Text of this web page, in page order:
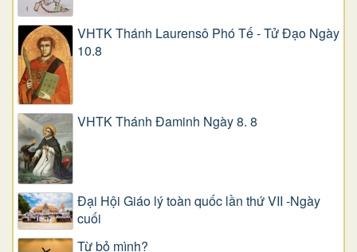
VHTK Thánh Laurensô Phó Tế - Tử Đạo Ngày
10.8
VHTK Thánh Đaminh Ngày 8. 8
Đại Hội Giáo lý toàn quốc lần thứ VII -Ngày
cuối
Từ bỏ mình?